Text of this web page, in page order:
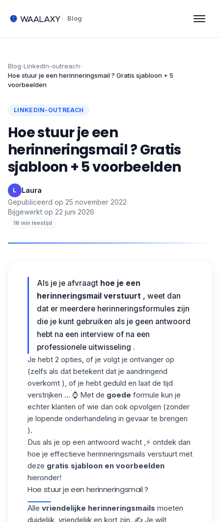
Blog
Blog›LinkedIn-outreach›
Hoe stuur je een herinneringsmail ? Gratis sjabloon + 5
voorbeelden
LINKEDIN-OUTREACH
Hoe stuur je een
herinneringsmail ? Gratis
sjabloon + 5 voorbeelden
L Laura·
Gepubliceerd op 25 november 2022·
Bijgewerkt op 22 juni 2026
·
16 min leestijd
Als je je afvraagt hoe je een
herinneringsmail verstuurt , weet dan
dat er meerdere herinneringsformules zijn
die je kunt gebruiken als je geen antwoord
hebt na een interview of na een
professionele uitwisseling .
Je hebt 2 opties, of je volgt je ontvanger op
(zelfs als dat betekent dat je aandringend
overkomt ), of je hebt geduld en laat de tijd
verstrijken ... ⌚ Met de goede formule kun je
echter klanten of wie dan ook opvolgen (zonder
je lopende onderhandeling in gevaar te brengen
).
Dus als je op een antwoord wacht ,⚡ ontdek dan
hoe je effectieve herinneringsmails verstuurt met
deze gratis sjabloon en voorbeelden
hieronder!
Hoe stuur je een herinneringsmail​ ?
Alle vriendelijke herinneringsmails moeten
duidelijk, vriendelijk en kort zijn. ✍️ Je wilt